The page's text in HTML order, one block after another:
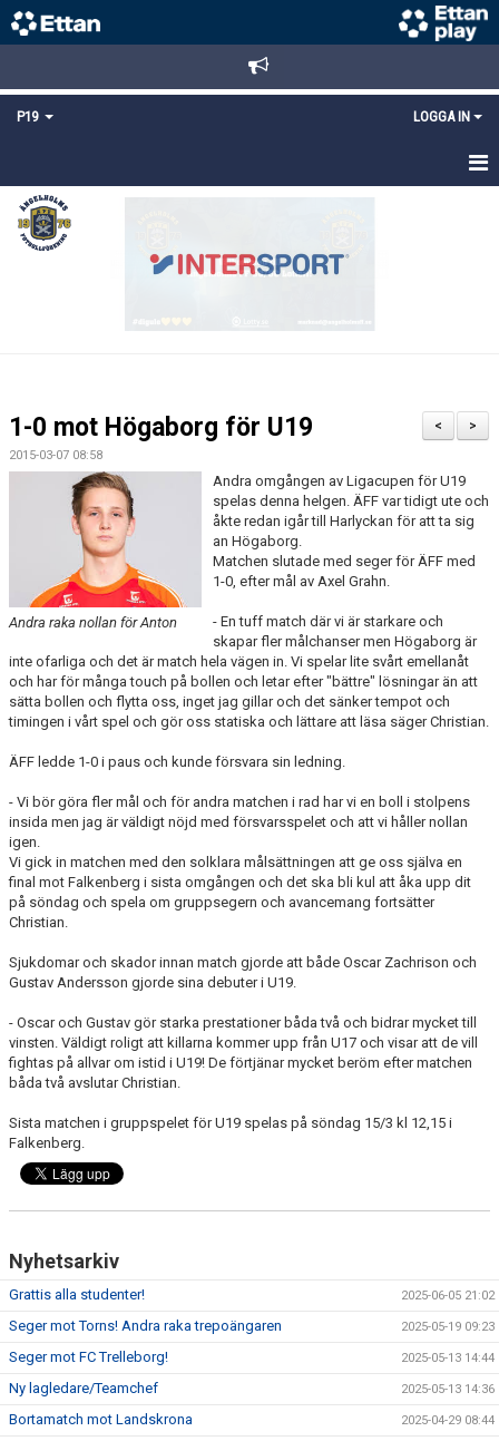
P19 LOGGA IN
HEM
NYHETER
KONTAKT
>
<
1-0 mot Högaborg för U19
2015-03-07 08:58
Andra raka nollan för Anton
Andra omgången av Ligacupen för U19
spelas denna helgen. ÄFF var tidigt ute och
åkte redan igår till Harlyckan för att ta sig
an Högaborg.
Matchen slutade med seger för ÄFF med
1-0, efter mål av Axel Grahn.
- En tuff match där vi är starkare och
skapar fler målchanser men Högaborg är
inte ofarliga och det är match hela vägen in. Vi spelar lite svårt emellanåt
och har för många touch på bollen och letar efter "bättre" lösningar än att
sätta bollen och flytta oss, inget jag gillar och det sänker tempot och
timingen i vårt spel och gör oss statiska och lättare att läsa säger Christian.
ÄFF ledde 1-0 i paus och kunde försvara sin ledning.
- Vi bör göra fler mål och för andra matchen i rad har vi en boll i stolpens
insida men jag är väldigt nöjd med försvarsspelet och att vi håller nollan
igen.
Vi gick in matchen med den solklara målsättningen att ge oss själva en
final mot Falkenberg i sista omgången och det ska bli kul att åka upp dit
på söndag och spela om gruppsegern och avancemang fortsätter
Christian.
Sjukdomar och skador innan match gjorde att både Oscar Zachrison och
Gustav Andersson gjorde sina debuter i U19.
- Oscar och Gustav gör starka prestationer båda två och bidrar mycket till
vinsten. Väldigt roligt att killarna kommer upp från U17 och visar att de vill
fightas på allvar om istid i U19! De förtjänar mycket beröm efter matchen
båda två avslutar Christian.
Sista matchen i gruppspelet för U19 spelas på söndag 15/3 kl 12,15 i
Falkenberg.
Nyhetsarkiv
Grattis alla studenter! 2025-06-05 21:02
Seger mot Torns! Andra raka trepoängaren 2025-05-19 09:23
Seger mot FC Trelleborg! 2025-05-13 14:44
Ny lagledare/Teamchef 2025-05-13 14:36
Bortamatch mot Landskrona 2025-04-29 08:44